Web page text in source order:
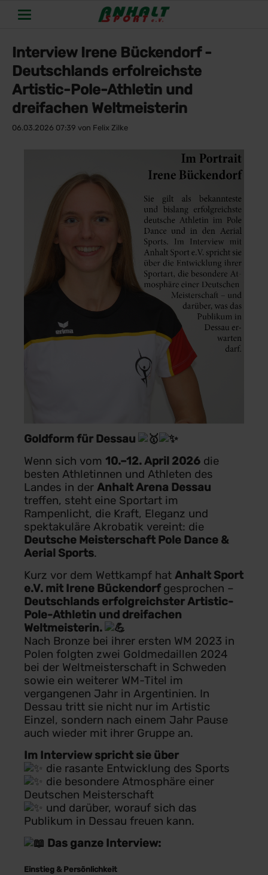
Interview Irene Bückendorf -
Deutschlands erfolreichste
Artistic-Pole-Athletin und
dreifachen Weltmeisterin
06.03.2026 07:39 von Felix Zilke
Goldform für Dessau
Wenn sich vom 10.–12. April 2026 die
besten Athletinnen und Athleten des
Landes in der Anhalt Arena Dessau
treffen, steht eine Sportart im
Rampenlicht, die Kraft, Eleganz und
spektakuläre Akrobatik vereint: die
Deutsche Meisterschaft Pole Dance &
Aerial Sports.
Kurz vor dem Wettkampf hat Anhalt Sport
e.V. mit Irene Bückendorf gesprochen –
Deutschlands erfolgreichster Artistic-
Pole-Athletin und dreifachen
Weltmeisterin.
Nach Bronze bei ihrer ersten WM 2023 in
Polen folgten zwei Goldmedaillen 2024
bei der Weltmeisterschaft in Schweden
sowie ein weiterer WM-Titel im
vergangenen Jahr in Argentinien. In
Dessau tritt sie nicht nur im Artistic
Einzel, sondern nach einem Jahr Pause
auch wieder mit ihrer Gruppe an.
Im Interview spricht sie über
die rasante Entwicklung des Sports
die besondere Atmosphäre einer
Deutschen Meisterschaft
und darüber, worauf sich das
Publikum in Dessau freuen kann.
Das ganze Interview:
Einstieg & Persönlichkeit